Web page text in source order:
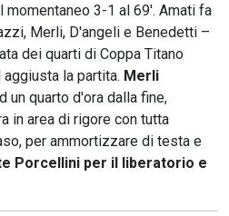
momentaneo 3-1 al 69'. Amati fa
Merli, D'angeli e Benedetti –
dei quarti di Coppa Titano
la partita. Merli
un quarto d'ora dalla fine,
in area di rigore con tutta
per ammortizzare di testa e
Porcellini per il liberatorio e